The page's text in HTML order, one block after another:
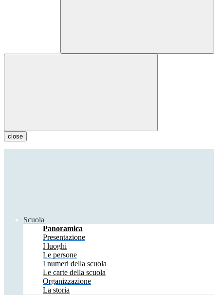
close
Scuola
Panoramica
Presentazione
I luoghi
Le persone
I numeri della scuola
Le carte della scuola
Organizzazione
La storia